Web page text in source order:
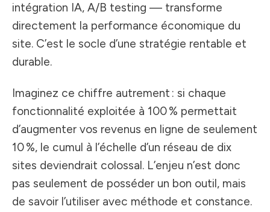
intégration IA, A/B testing — transforme
directement la performance économique du
site. C’est le socle d’une stratégie rentable et
durable.
Imaginez ce chiffre autrement : si chaque
fonctionnalité exploitée à 100 % permettait
d’augmenter vos revenus en ligne de seulement
10 %, le cumul à l’échelle d’un réseau de dix
sites deviendrait colossal. L’enjeu n’est donc
pas seulement de posséder un bon outil, mais
de savoir l’utiliser avec méthode et constance.